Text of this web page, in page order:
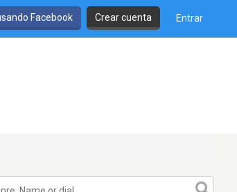
Facebook Crear cuenta Entrar